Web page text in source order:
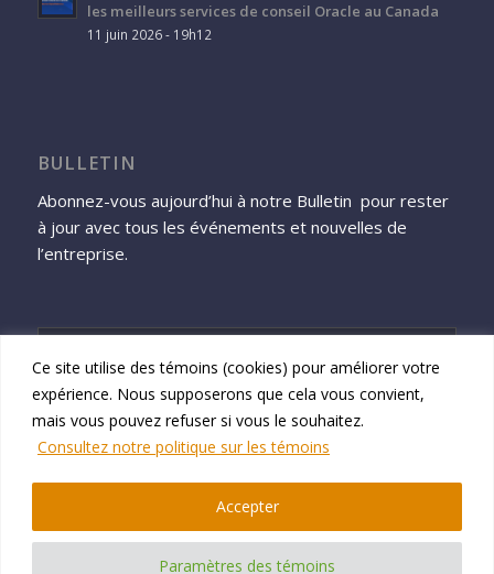
Ce site utilise des témoins (cookies) pour améliorer votre
expérience. Nous supposerons que cela vous convient,
mais vous pouvez refuser si vous le souhaitez.
Consultez notre politique sur les témoins
Paramètres des témoins
Accepter
les meilleurs services de conseil Oracle au Canada
11 juin 2026 - 19h12
BULLETIN
Abonnez-vous aujourd’hui à notre Bulletin pour rester
à jour avec tous les événements et nouvelles de
l’entreprise.
S'inscrire
© 2026 Namtek Consulting Services